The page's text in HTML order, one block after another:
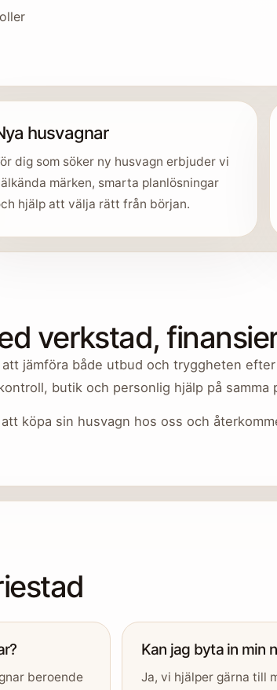
husvagnar
dig som söker ny husvagn erbjuder vi
märken, smarta planlösningar
hjälp att välja rätt från början.
verkstad,
jämföra både utbud och tryggheten
butik och personlig hjälp på samma
köpa sin husvagn hos oss och
beroende
Kan jag byta in min
Ja, vi hjälper gärna till